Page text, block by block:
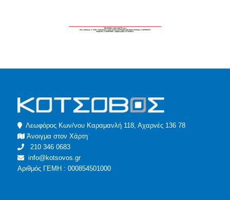
Λεωφόρος Κων/νου Καραμανλή 118, Αχαρνές 136 78
Άνοιγμα στον Χάρτη
210 346 0683
info@kotsovos.gr
Αριθμός ΓΕΜΗ : 000854501000